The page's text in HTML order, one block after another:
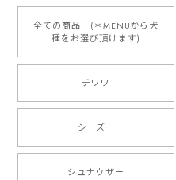
とっても可愛くて、わん
りやすくて最高です！ あ
ご縁がありましたら、ま
全ての商品 (＊MENUから犬
種をお選び頂けます)
チワワ
シーズー
シュナウザー